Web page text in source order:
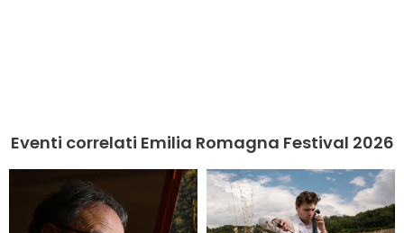
Eventi correlati Emilia Romagna Festival 2026